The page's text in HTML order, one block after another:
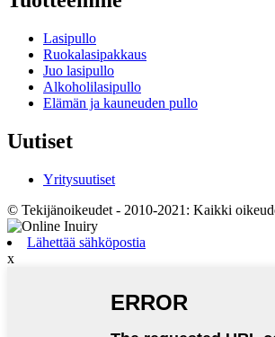
Lasipullo
Ruokalasipakkaus
Juo lasipullo
Alkoholilasipullo
Elämän ja kauneuden pullo
Uutiset
Yritysuutiset
© Tekijänoikeudet - 2010-2021: Kaikki
Lähettää sähköpostia
x